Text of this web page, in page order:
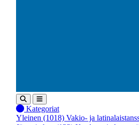
Kategoriat
Yleinen (1018) Vakio- ja